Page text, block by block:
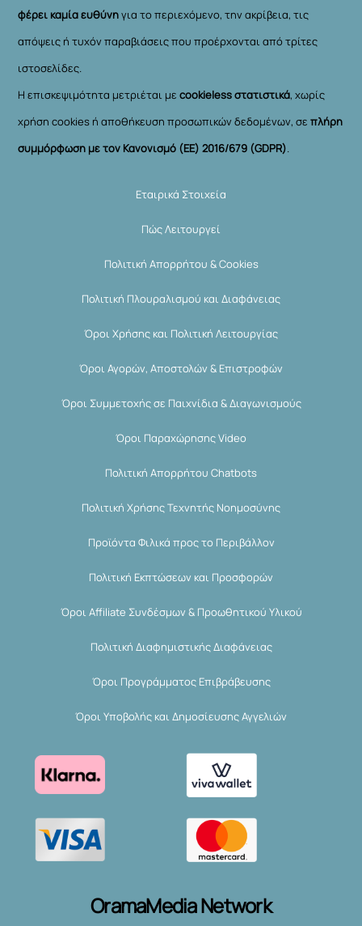
φέρει καμία ευθύνηγια το περιεχόμενο, την ακρίβεια, τις
απόψεις ή τυχόν παραβιάσεις που προέρχονται από τρίτες
ιστοσελίδες.
Η επισκεψιμότητα μετριέται μεcookieless στατιστικά, χωρίς
χρήση cookies ή αποθήκευση προσωπικών δεδομένων, σεπλήρη
συμμόρφωση με τον Κανονισμό (ΕΕ) 2016/679 (GDPR).
Εταιρικά Στοιχεία
Πώς Λειτουργεί
Πολιτική Απορρήτου & Cookies
Πολιτική Πλουραλισμού και Διαφάνειας
Όροι Χρήσης και Πολιτική Λειτουργίας
Όροι Αγορών, Αποστολών & Επιστροφών
Όροι Συμμετοχής σε Παιχνίδια & Διαγωνισμούς
Όροι Παραχώρησης Video
Πολιτική Απορρήτου Chatbots
Πολιτική Χρήσης Τεχνητής Νοημοσύνης
Προϊόντα Φιλικά προς το Περιβάλλον
Πολιτική Εκπτώσεων και Προσφορών
Όροι Affiliate Συνδέσμων & Προωθητικού Υλικού
Πολιτική Διαφημιστικής Διαφάνειας
Όροι Προγράμματος Επιβράβευσης
Όροι Υποβολής και Δημοσίευσης Αγγελιών
OramaMedia Network